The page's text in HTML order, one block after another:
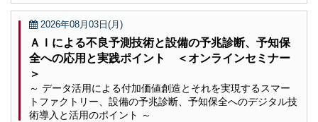
2026年08月03日(月)
ＡＩによる不良予測技術と設備の予兆診断、予知保
全への応用と実践ポイント ＜オンラインセミナー
＞
～ データ活用による付加価値創造とそれを実現するスマー
トファクトリー、設備の予兆診断、予知保全へのデジタル技
術導入と活用のポイント ～